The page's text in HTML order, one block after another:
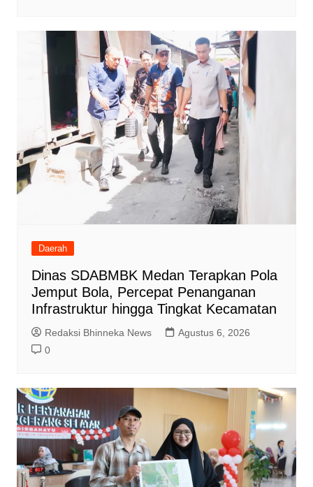
Daerah
Dinas SDABMBK Medan Terapkan Pola
Jemput Bola, Percepat Penanganan
Infrastruktur hingga Tingkat Kecamatan
Redaksi Bhinneka News
Agustus 6, 2026
0